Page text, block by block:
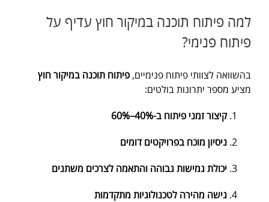
למה פיתוח תוכנה במיקור חוץ עדיף על
פיתוח פנימי?
בהשוואה לצוותי פיתוח פנימיים, פיתוח תוכנה במיקור חוץ
מציע מספר יתרונות בולטים:
קיצור זמני פיתוח ב-40%–60%
ניסיון מוכח בפרויקטים דומים
יכולת גמישות גבוהה והתאמה לצרכים משתנים
גישה מהירה לטכנולוגיות מתקדמות